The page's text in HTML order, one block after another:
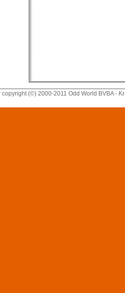
(©) 2000-2011 Odd World BVBA -